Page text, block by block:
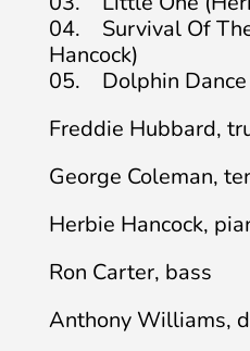
04. Survival Of
Hancock)
05. Dolphin Dance
Freddie Hubbard,
George Coleman,
Herbie Hancock,
Ron Carter, bass
Anthony Williams,